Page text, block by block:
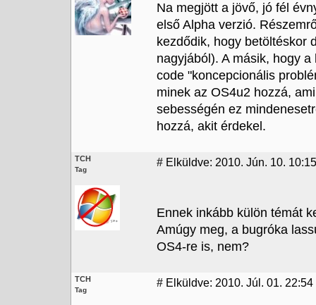
Na megjött a jövő, jó fél
első Alpha verzió.
kezdődik, hogy betöltéskor
nagyjából). A másik, hogy
code "koncepcionális
minek az OS4u2 hozzá,
sebességén ez
hozzá, akit érdekel.
TCH
Tag
# Elküldve: 2010. Jún. 10. 10:15
Ennek inkább külön témát
Amúgy meg, a bugróka
OS4-re is, nem?
TCH
Tag
# Elküldve: 2010. Júl. 01. 22:54